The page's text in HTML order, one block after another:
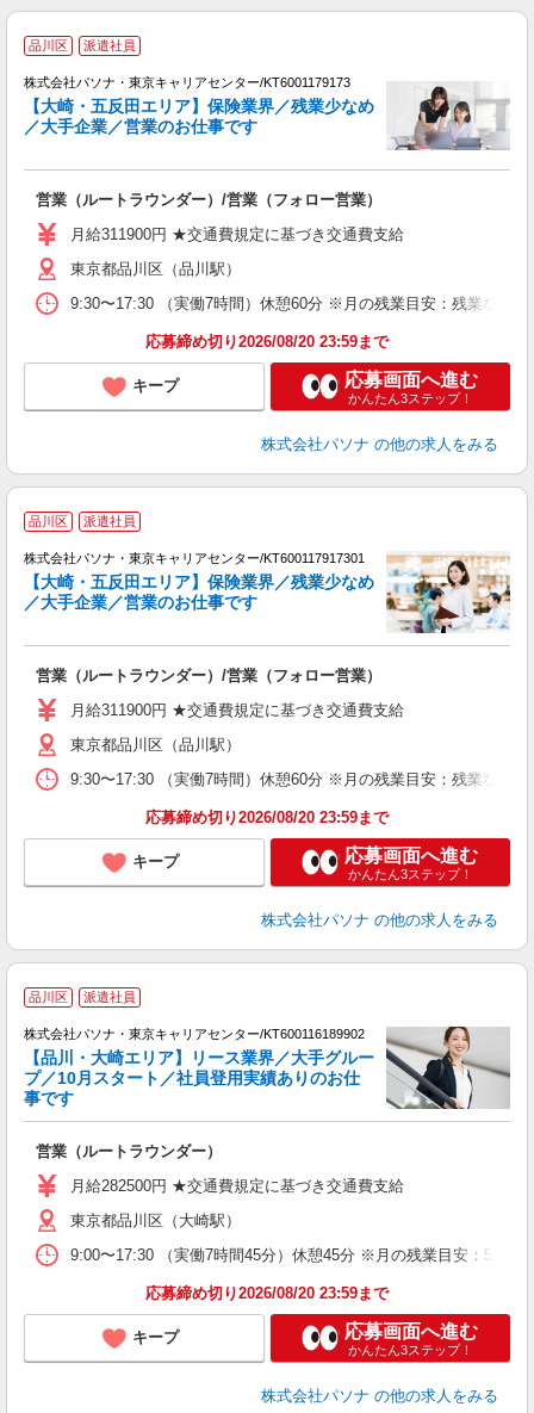
品川区 派遣社員
株式会社パソナ・東京キャリアセンター/KT6001179173
【大崎・五反田エリア】保険業界／残業少なめ
／大手企業／営業のお仕事です
営業（ルートラウンダー）/営業（フォロー営業）
月給311900円 ★交通費規定に基づき交通費支給
東京都品川区（品川駅）
9:30〜17:30 （実働7時間）休憩60分 ※月の残業目安：残業なし
応募締め切り2026/08/20 23:59まで
キープ 応募画面へ進む
かんたん3ステップ！
株式会社パソナ の他の求人をみる
品川区 派遣社員
株式会社パソナ・東京キャリアセンター/KT600117917301
【大崎・五反田エリア】保険業界／残業少なめ
／大手企業／営業のお仕事です
営業（ルートラウンダー）/営業（フォロー営業）
月給311900円 ★交通費規定に基づき交通費支給
東京都品川区（品川駅）
9:30〜17:30 （実働7時間）休憩60分 ※月の残業目安：残業なし
応募締め切り2026/08/20 23:59まで
キープ 応募画面へ進む
かんたん3ステップ！
株式会社パソナ の他の求人をみる
品川区 派遣社員
株式会社パソナ・東京キャリアセンター/KT600116189902
【品川・大崎エリア】リース業界／大手グルー
プ／10月スタート／社員登用実績ありのお仕
事です
営業（ルートラウンダー）
月給282500円 ★交通費規定に基づき交通費支給
東京都品川区（大崎駅）
9:00〜17:30 （実働7時間45分）休憩45分 ※月の残業目安：5時
応募締め切り2026/08/20 23:59まで
キープ 応募画面へ進む
かんたん3ステップ！
株式会社パソナ の他の求人をみる